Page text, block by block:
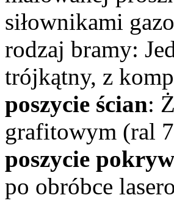
siłownikami
rodzaj bramy:
trójkątny, z
poszycie ścian:
grafitowym (ral
poszycie
po obróbce